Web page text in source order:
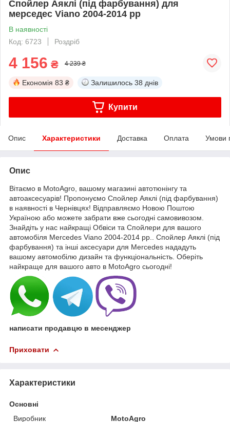
Спойлер Аяклі (під фарбування) для
мерседес Viano 2004-2014 рр
В наявності
Код: 6723
Роздріб
4 156 ₴ 4 239 ₴
Економія 83 ₴ Залишилось 38 днів
Купити
Опис Характеристики Доставка Оплата Умови
Опис
Вітаємо в MotoAgro, вашому магазині автотюнінгу та
автоаксесуарів! Пропонуємо Спойлер Аяклі (під фарбування)
в наявності в Чернівцях! Відправляємо Новою Поштою
Україною або можете забрати вже сьогодні самовивозом.
Знайдіть у нас найкращі Обвіси та Спойлери для вашого
автомобіля Mercedes Viano 2004-2014 рр.. Спойлер Аяклі (під
фарбування) та інші аксесуари для Mercedes нададуть
вашому автомобілю дизайн та функціональність. Оберіть
найкраще для вашого авто в MotoAgro сьогодні!
написати продавцю в месенджер
Приховати
Характеристики
Основні
Виробник
MotoAgro